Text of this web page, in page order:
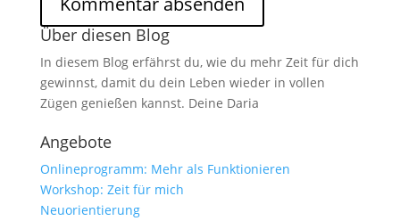
Über diesen Blog
In diesem Blog erfährst du, wie du mehr Zeit für dich
gewinnst, damit du dein Leben wieder in vollen
Zügen genießen kannst. Deine Daria
Angebote
Onlineprogramm: Mehr als Funktionieren
Workshop: Zeit für mich
Neuorientierung